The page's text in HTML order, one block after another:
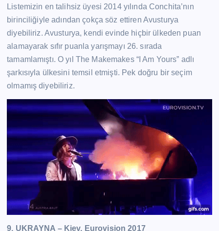
Listemizin en talihsiz üyesi 2014 yılında Conchita’nın
birinciliğiyle adından çokça söz ettiren Avusturya
diyebiliriz. Avusturya, kendi evinde hiçbir ülkeden puan
alamayarak sıfır puanla yarışmayı 26. sırada
tamamlamıştı. O yıl The Makemakes “I Am Yours” adlı
şarkısıyla ülkesini temsil etmişti. Pek doğru bir seçim
olmamış diyebiliriz.
9. UKRAYNA – Kiev, Eurovision 2017